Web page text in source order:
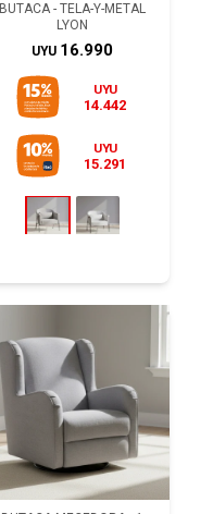
BUTACA - TELA-Y-METAL
LYON
UYU 16.990
UYU
14.442
UYU
15.291